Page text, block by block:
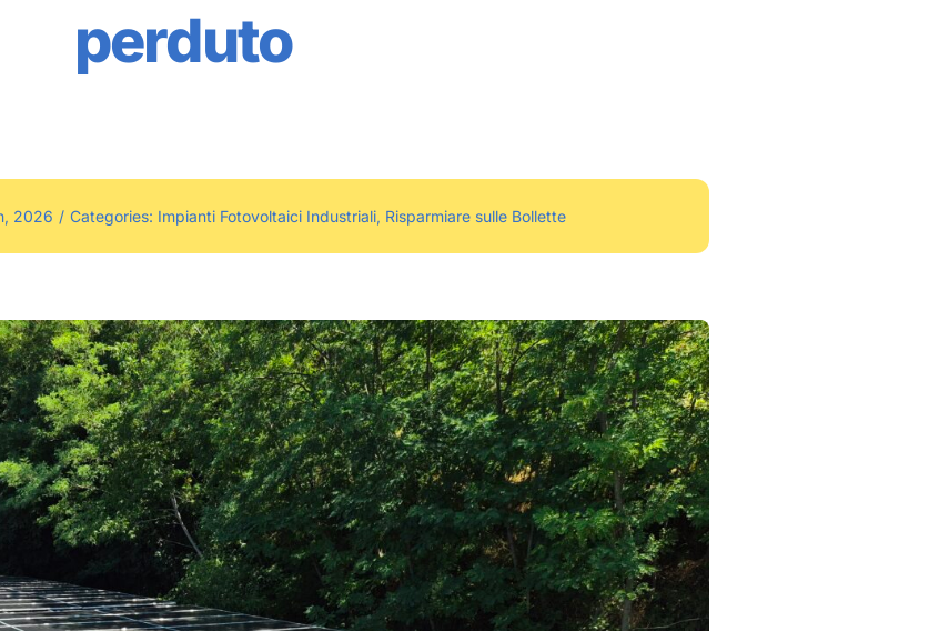
perduto
2026 / Categories: Impianti Fotovoltaici Industriali, Risparmiare sulle Bollette